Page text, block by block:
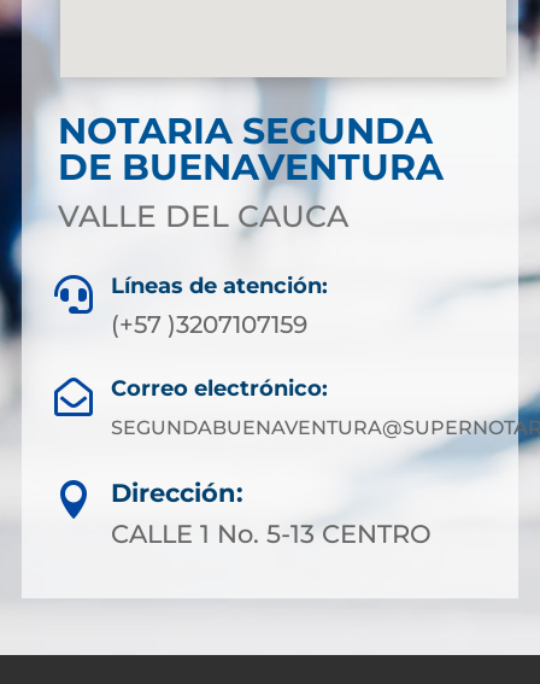
NOTARIA SEGUNDA
DE BUENAVENTURA
VALLE DEL CAUCA
 Líneas de atención:
(+57 )3207107159
 Correo electrónico:

Dirección:
CALLE 1 No. 5-13 CENTRO